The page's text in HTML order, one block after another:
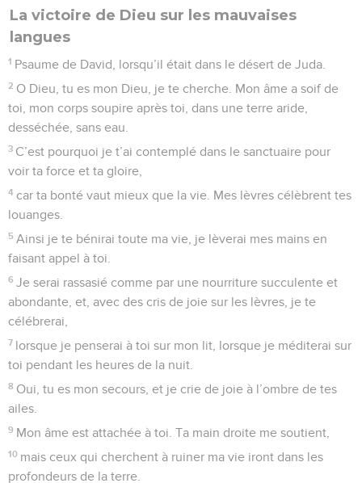
La victoire de Dieu sur les mauvaises
langues
1 Psaume de David, lorsqu’il était dans le désert de Juda.
2 O Dieu, tu es mon Dieu, je te cherche. Mon âme a soif de
toi, mon corps soupire après toi, dans une terre aride,
desséchée, sans eau.
3 C’est pourquoi je t’ai contemplé dans le sanctuaire pour
voir ta force et ta gloire,
4 car ta bonté vaut mieux que la vie. Mes lèvres célèbrent tes
louanges.
5 Ainsi je te bénirai toute ma vie, je lèverai mes mains en
faisant appel à toi.
6 Je serai rassasié comme par une nourriture succulente et
abondante, et, avec des cris de joie sur les lèvres, je te
célébrerai,
7 lorsque je penserai à toi sur mon lit, lorsque je méditerai sur
toi pendant les heures de la nuit.
8 Oui, tu es mon secours, et je crie de joie à l’ombre de tes
ailes.
9 Mon âme est attachée à toi. Ta main droite me soutient,
10 mais ceux qui cherchent à ruiner ma vie iront dans les
profondeurs de la terre.